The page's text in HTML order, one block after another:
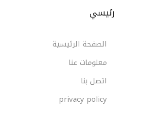
رئيسي
الصفحة الرئيسية
معلومات عنا
اتصل بنا
privacy policy